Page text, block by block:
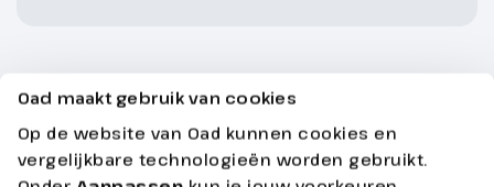
Oad maakt gebruik van cookies
Op de website van Oad kunnen cookies en
vergelijkbare technologieën worden gebruikt.
geniet je van de mooie
bergtoppen en de paradijselijke
omgeving. Deze wandeling is
voor elke wandelaar geschikt en
Overige informatie